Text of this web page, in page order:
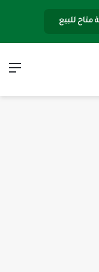
متاح للبيع